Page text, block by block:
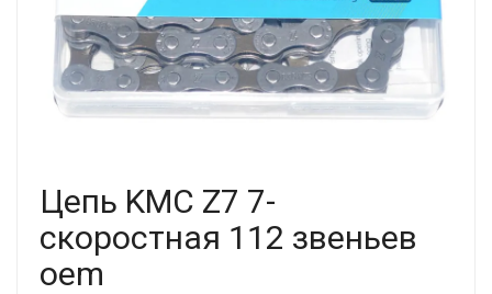
Цепь KMC Z7 7-
скоростная 112 звеньев
oem